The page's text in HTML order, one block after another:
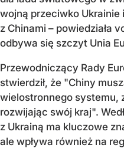
wojną przeciwko
z Chinami – powiedziała
odbywa się szczyt Unia
Przewodniczący Rady
stwierdził, że "Chiny
wielostronnego systemu,
rozwijając swój kraj".
z Ukrainą ma kluczowe
ale wpływa również na